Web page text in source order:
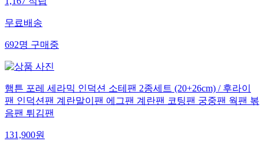
무료배송
692명 구매중
햄튼 포레 세라믹 인덕션 소테팬 2종세트 (20+26cm) / 후라이
팬 인덕션팬 계란말이팬 에그팬 계란팬 코팅팬 궁중팬 웍팬 볶
음팬 튀김팬
131,900원